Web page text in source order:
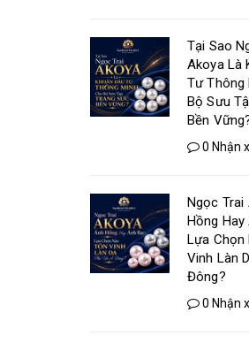
Tại Sao
Akoya Là
Tư Thông
Bộ Sưu
Bền
0 Nhận
Ngọc Trai
Hồng Hay
Lựa Chọn
Vinh Làn
Đông?
0 Nhận